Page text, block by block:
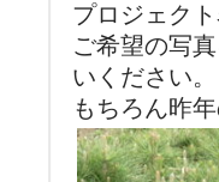
プロジェク
ご希望の写
いください。
もちろん昨